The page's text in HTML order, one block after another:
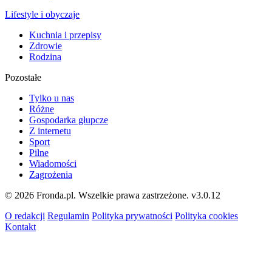
Lifestyle i obyczaje
Kuchnia i przepisy
Zdrowie
Rodzina
Pozostałe
Tylko u nas
Różne
Gospodarka głupcze
Z internetu
Sport
Pilne
Wiadomości
Zagrożenia
© 2026 Fronda.pl. Wszelkie prawa zastrzeżone. v3.0.12
O redakcji Regulamin Polityka prywatności Polityka cookies
Kontakt